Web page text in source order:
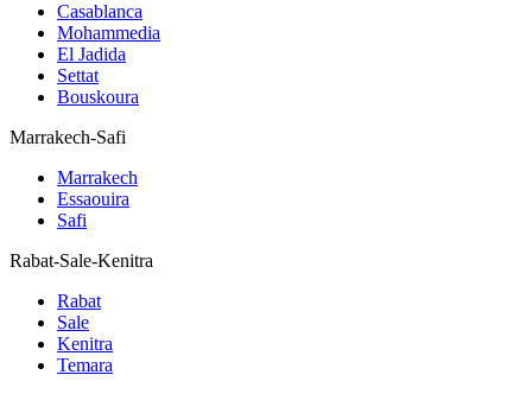
Casablanca
Mohammedia
El Jadida
Settat
Bouskoura
Marrakech-Safi
Marrakech
Essaouira
Safi
Rabat-Sale-Kenitra
Rabat
Sale
Kenitra
Temara